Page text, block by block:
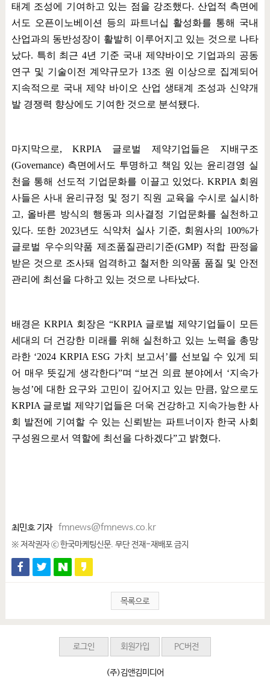
태계 조성에 기여하고 있는 점을 강조했다. 산업적 측면에
서도 오픈이노베이션 등의 파트너십 활성화를 통해 국내
산업과의 동반성장이 활발히 이루어지고 있는 것으로 나타
났다. 특히 최근4년 기준 국내 제약바이오 기업과의 공동
연구 및 기술이전 계약규모가 13조 원 이상으로 집계되어
지속적으로 국내 제약 바이오 산업 생태계 조성과 신약개
발 경쟁력 향상에도 기여한 것으로 분석됐다.
마지막으로, KRPIA 글로벌 제약기업들은 지배구조
(Governance) 측면에서도 투명하고 책임 있는 윤리경영 실
천을 통해 선도적 기업문화를 이끌고 있었다. KRPIA 회원
사들은 사내 윤리규정 및 정기 직원 교육을 수시로 실시하
고, 올바른 방식의 행동과 의사결정 기업문화를 실천하고
있다. 또한 2023년도 식약처 실사 기준, 회원사의 100%가
글로벌 우수의약품 제조품질관리기준(GMP) 적합 판정을
받은 것으로 조사돼 엄격하고 철저한 의약품 품질 및 안전
관리에 최선을 다하고 있는 것으로 나타났다.
배경은 KRPIA 회장은 “KRPIA 글로벌 제약기업들이 모든
세대의 더 건강한 미래를 위해 실천하고 있는 노력을 총망
라한 ‘2024 KRPIA ESG 가치 보고서 ’를 선보일 수 있게 되
어 매우 뜻깊게 생각한다”며“보건 의료 분야에서 ‘지속가
능성’에 대한 요구와 고민이 깊어지고 있는 만큼, 앞으로도
KRPIA 글로벌 제약기업들은 더욱 건강하고 지속가능한 사
회 발전에 기여할 수 있는 신뢰받는 파트너이자 한국 사회
구성원으로서 역할에 최선을 다하겠다”고 밝혔다.
최민호 기자 fmnews@fmnews.co.kr
※ 저작권자 ⓒ 한국마케팅신문. 무단 전재-재배포 금지
목록으로
로그인 회원가입 PC버전
(주)김앤김미디어